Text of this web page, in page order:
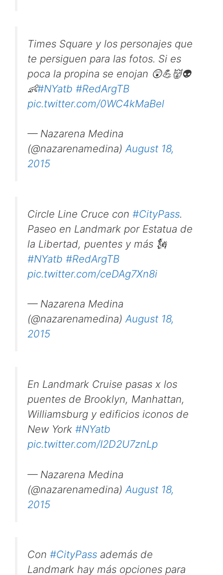
Times Square y los personajes que
te persiguen para las fotos. Si es
poca la propina se enojan 😲💪👹👽
👶#NYatb #RedArgTB
pic.twitter.com/0WC4kMaBel
— Nazarena Medina
(@nazarenamedina)August 18,
2015
Circle Line Cruce con #CityPass.
Paseo en Landmark por Estatua de
la Libertad, puentes y más 🗽
#NYatb #RedArgTB
pic.twitter.com/ceDAg7Xn8i
— Nazarena Medina
(@nazarenamedina)August 18,
2015
En Landmark Cruise pasas x los
puentes de Brooklyn, Manhattan,
Williamsburg y edificios iconos de
New York #NYatb
pic.twitter.com/I2D2U7znLp
— Nazarena Medina
(@nazarenamedina) August 18,
2015
Con #CityPass además de
Landmark hay más opciones para